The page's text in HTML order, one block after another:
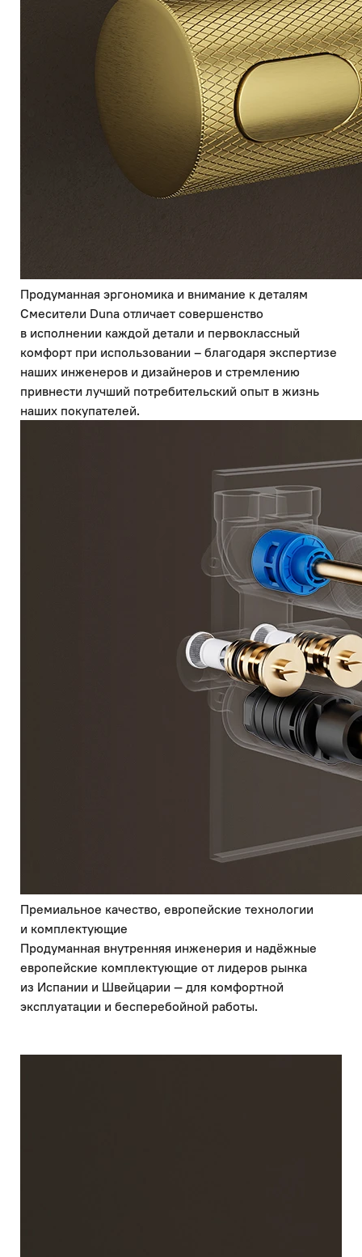
Продуманная эргономика и внимание к деталям
Смесители Duna отличает совершенство
в исполнении каждой детали и первоклассный
комфорт при использовании – благодаря экспертизе
наших инженеров и дизайнеров и стремлению
привнести лучший потребительский опыт в жизнь
наших покупателей.
Премиальное качество, европейские технологии
и комплектующие
Продуманная внутренняя инженерия и надёжные
европейские комплектующие от лидеров рынка
из Испании и Швейцарии — для комфортной
эксплуатации и бесперебойной работы.